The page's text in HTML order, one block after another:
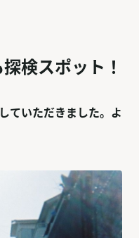
検スポット！
いただきました。よ